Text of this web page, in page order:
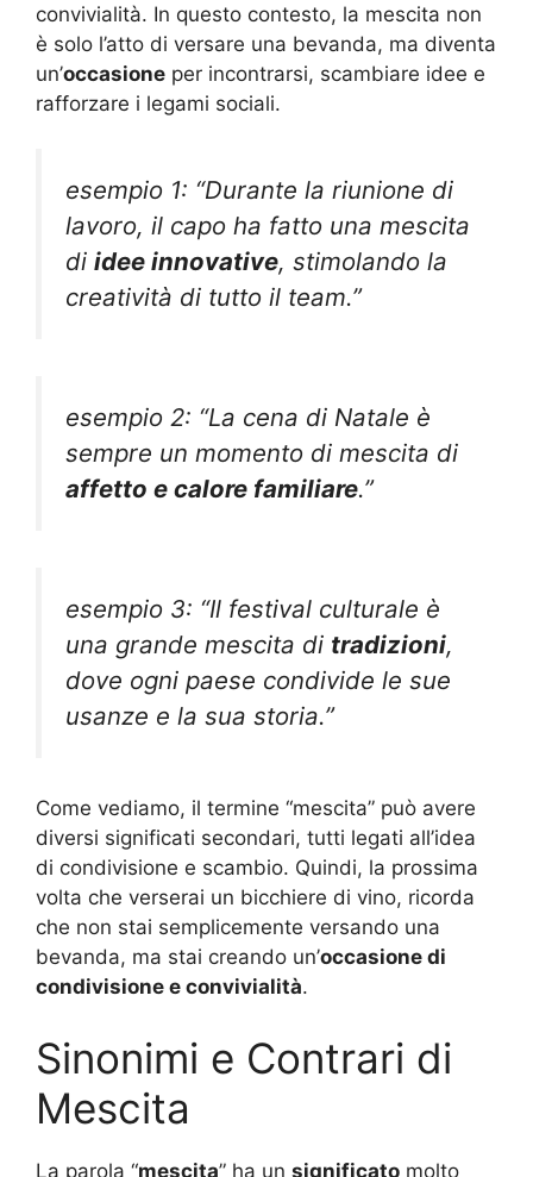
convivialità. In questo contesto, la mescita non
è solo l’atto di versare una bevanda, ma diventa
un’occasione per incontrarsi, scambiare idee e
rafforzare i legami sociali.
esempio 1: “Durante la riunione di
lavoro, il capo ha fatto una mescita
di idee innovative, stimolando la
creatività di tutto il team.”
esempio 2: “La cena di Natale è
sempre un momento di mescita di
affetto e calore familiare.”
esempio 3: “Il festival culturale è
una grande mescita di tradizioni,
dove ogni paese condivide le sue
usanze e la sua storia.”
Come vediamo, il termine “mescita” può avere
diversi significati secondari, tutti legati all’idea
di condivisione e scambio. Quindi, la prossima
volta che verserai un bicchiere di vino, ricorda
che non stai semplicemente versando una
bevanda, ma stai creando un’occasione di
condivisione e convivialità.
Sinonimi e Contrari di
Mescita
La parola “mescita” ha un significato molto